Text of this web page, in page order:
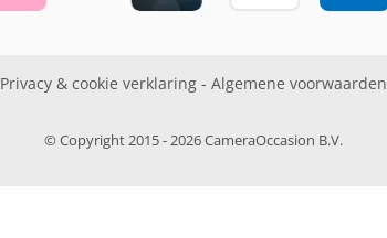
Privacy & cookie verklaring - Algemene voorwaarden
© Copyright 2015 - 2026 CameraOccasion B.V.